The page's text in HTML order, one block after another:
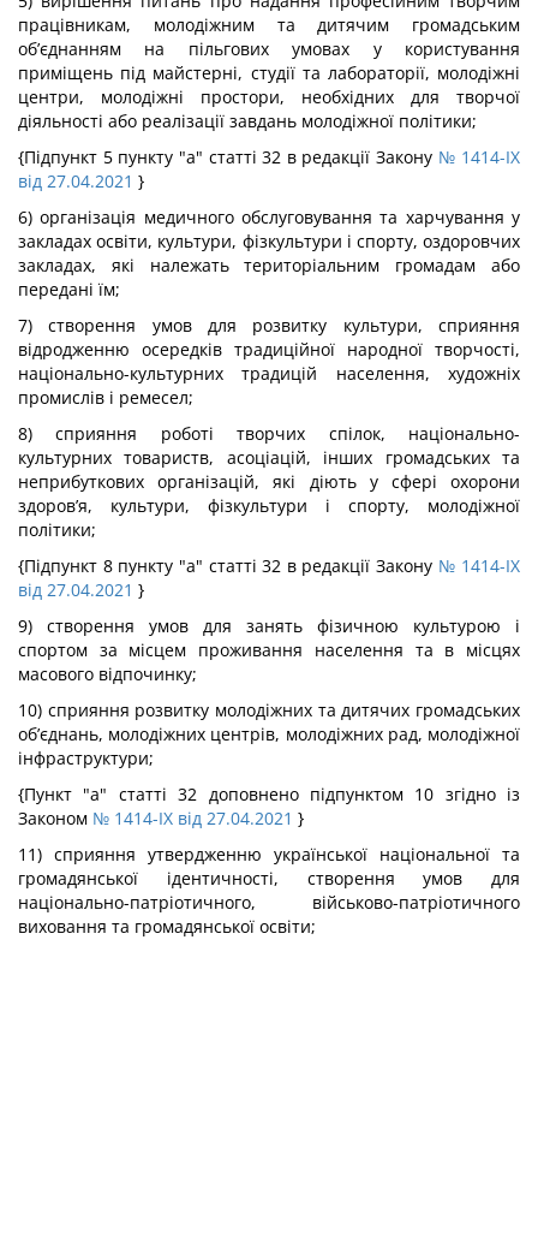
працівникам, молодіжним та дитячим громадським
об’єднанням на пільгових умовах у користування
приміщень під майстерні, студії та лабораторії, молодіжні
центри, молодіжні простори, необхідних для творчої
діяльності або реалізації завдань молодіжної політики;
{Підпункт 5 пункту "а" статті 32 в редакції Закону № 1414-IX
від 27.04.2021 }
6) організація медичного обслуговування та харчування у
закладах освіти, культури, фізкультури і спорту, оздоровчих
закладах, які належать територіальним громадам або
передані їм;
7) створення умов для розвитку культури, сприяння
відродженню осередків традиційної народної творчості,
національно-культурних традицій населення, художніх
промислів і ремесел;
8) сприяння роботі творчих спілок, національно-
культурних товариств, асоціацій, інших громадських та
неприбуткових організацій, які діють у сфері охорони
здоров’я, культури, фізкультури і спорту, молодіжної
політики;
{Підпункт 8 пункту "а" статті 32 в редакції Закону № 1414-IX
від 27.04.2021 }
9) створення умов для занять фізичною культурою і
спортом за місцем проживання населення та в місцях
масового відпочинку;
10) сприяння розвитку молодіжних та дитячих громадських
об’єднань, молодіжних центрів, молодіжних рад, молодіжної
інфраструктури;
{Пункт "а" статті 32 доповнено підпунктом 10 згідно із
Законом № 1414-IX від 27.04.2021 }
11) сприяння утвердженню української національної та
громадянської ідентичності, створення умов для
національно-патріотичного, військово-патріотичного
виховання та громадянської освіти;